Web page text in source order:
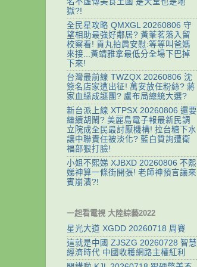
獄?!
全民星攻略 QMXGL 20260806 守
望相助最強好鄰居? 黃莑茗落入留
校察看! 貢丸拍肩安慰:等等叫爸媽
來接...黃靖雅拿最低分全場下巴掉
下來!
台灣最前線 TWZQX 20260806 沈
簽名店家遭出征! 萬安放任粉絲? 蔣
家血緣成謎團? 盧布局總統大選?
新台派上線 XTPSX 20260806 還要
繼續胡鬧? 美麗島電子報最新民調
立院成全民最討厭機構! 拉台糖下水
讓中聯責任被淡化? 藍白質詢遭衛
福部狠打臉!
小姐不熙娣 XJBXD 20260806 不熙
娣神算一條街開張! 老師神預言讓來
賓崩潰?!
一起看電視 大陸綜藝2022
星光大道 XGDD 20260718 周賽
這就是中國 ZJSZG 20260728 智慧
經濟時代 中國收穫網路主權紅利